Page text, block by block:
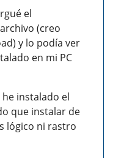
el
(creo
y lo podía ver
en mi PC
instalado el
que instalar de
lógico ni rastro